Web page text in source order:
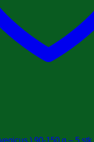
) 90-150 g – 5 stk.